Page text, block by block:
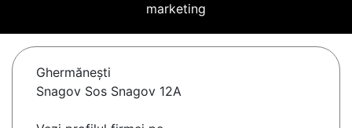
marketing
Ghermăneşti
Snagov Sos Snagov 12A